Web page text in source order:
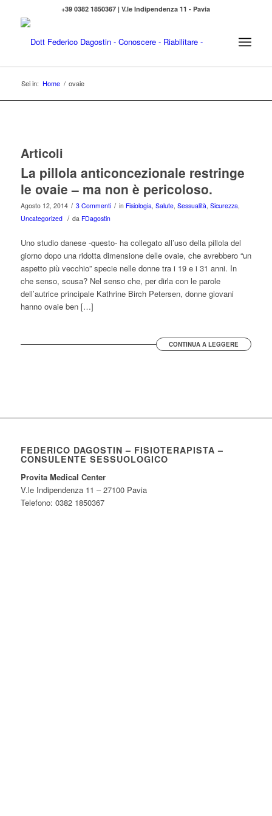
+39 0382 1850367 | V.le Indipendenza 11 - Pavia
Sei in: Home / ovaie
Articoli
La pillola anticoncezionale restringe
le ovaie – ma non è pericoloso.
Agosto 12, 2014 / 3 Commenti / in Fisiologia, Salute, Sessualità, Sicurezza,
Uncategorized / da FDagostin
Uno studio danese -questo- ha collegato all’uso della pillola del
giorno dopo una ridotta dimensione delle ovaie, che avrebbero “un
aspetto più vecchio” specie nelle donne tra i 19 e i 31 anni. In
che senso, scusa? Nel senso che, per dirla con le parole
dell’autrice principale Kathrine Birch Petersen, donne giovani
hanno ovaie ben […]
CONTINUA A LEGGERE
FEDERICO DAGOSTIN – FISIOTERAPISTA –
CONSULENTE SESSUOLOGICO
Provita Medical Center
V.le Indipendenza 11 – 27100 Pavia
Telefono: 0382 1850367